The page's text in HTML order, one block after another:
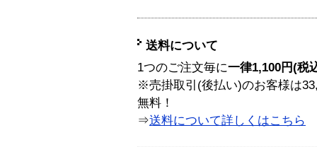
送料について
1つのご注文毎に一律1,100円(税
※売掛取引(後払い)のお客様は
無料！
⇒送料について詳しくはこちら